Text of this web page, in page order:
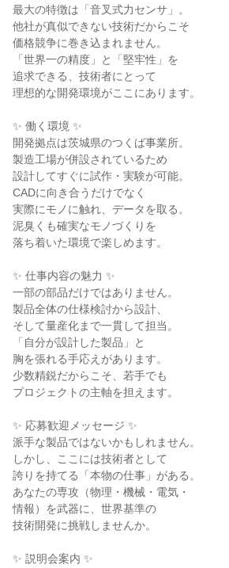
最大の特徴は「音叉式力センサ」。
他社が真似できない技術だからこそ
価格競争に巻き込まれません。
「世界一の精度」と「堅牢性」を
追求できる、技術者にとって
理想的な開発環境がここにあります。
✨ 働く環境 ✨
開発拠点は茨城県のつくば事業所。
製造工場が併設されているため
設計してすぐに試作・実験が可能。
CADに向き合うだけでなく
実際にモノに触れ、データを取る。
泥臭くも確実なモノづくりを
落ち着いた環境で楽しめます。
✨ 仕事内容の魅力 ✨
一部の部品だけではありません。
製品全体の仕様検討から設計、
そして量産化まで一貫して担当。
「自分が設計した製品」と
胸を張れる手応えがあります。
少数精鋭だからこそ、若手でも
プロジェクトの主軸を担えます。
✨ 応募歓迎メッセージ ✨
派手な製品ではないかもしれません。
しかし、ここには技術者として
誇りを持てる「本物の仕事」がある。
あなたの専攻（物理・機械・電気・
情報）を武器に、世界基準の
技術開発に挑戦しませんか。
✨ 説明会案内 ✨